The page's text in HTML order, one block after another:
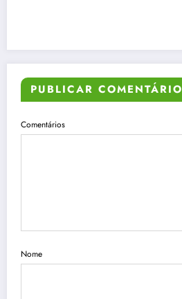
PUBLICAR COMENTÁRIO
Comentários
Nome